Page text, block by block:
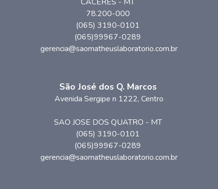
78.200-000
(065) 3190-0101
(065)99967-0289
gerencia@saomatheuslaboratorio.com.br
São José dos Q. Marcos
Avenida Sergipe n 1222, Centro
SAO JOSE DOS QUATRO - MT
(065) 3190-0101
(065)99967-0289
gerencia@saomatheuslaboratorio.com.br